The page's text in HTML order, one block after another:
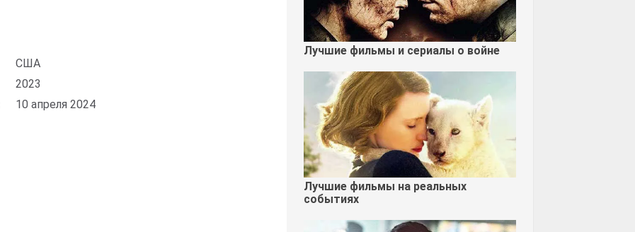
США
2023
10 апреля 2024
Лучшие фильмы и сериалы о войне
Лучшие фильмы на реальных
событиях